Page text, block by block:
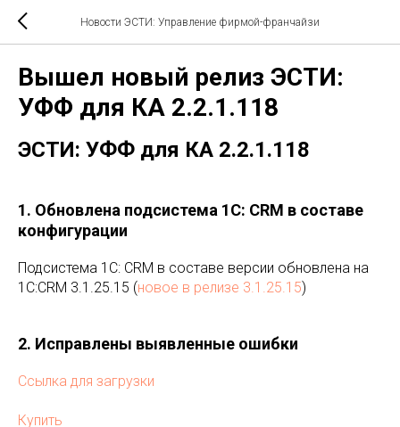
Новости ЭСТИ: Управление фирмой-франчайзи
Вышел новый релиз ЭСТИ:
УФФ для КА 2.2.1.118
ЭСТИ: УФФ для КА 2.2.1.118
1. Обновлена подсистема 1С: CRM в составе
конфигурации
Подсистема 1С: CRM в составе версии обновлена на
1C:CRM 3.1.25.15 (новое в релизе 3.1.25.15)
2. Исправлены выявленные ошибки
Ссылка для загрузки
Купить